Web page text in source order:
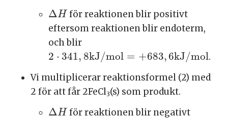
ΔH
∆ H för reaktionen blir positivt
eftersom reaktionen blir endoterm,
och blir
2 ⋅ 341, 8kJ/mol = +683, 6kJ/mol
2 341, 8k /m = 683,6k /mo
.
Vi multiplicerar reaktionsformel (2) med
2 för att får 2FeCl3(s) som produkt.
ΔH
∆ H för reaktionen blir negativt